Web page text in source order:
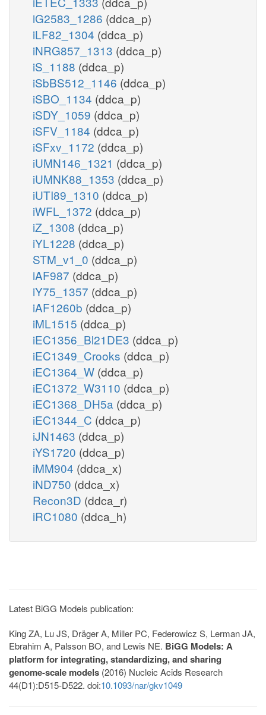
iG2583_1286 (ddca_p)
iLF82_1304 (ddca_p)
iNRG857_1313 (ddca_p)
iS_1188 (ddca_p)
iSbBS512_1146 (ddca_p)
iSBO_1134 (ddca_p)
iSDY_1059 (ddca_p)
iSFV_1184 (ddca_p)
iSFxv_1172 (ddca_p)
iUMN146_1321 (ddca_p)
iUMNK88_1353 (ddca_p)
iUTI89_1310 (ddca_p)
iWFL_1372 (ddca_p)
iZ_1308 (ddca_p)
iYL1228 (ddca_p)
STM_v1_0 (ddca_p)
iAF987 (ddca_p)
iY75_1357 (ddca_p)
iAF1260b (ddca_p)
iML1515 (ddca_p)
iEC1356_Bl21DE3 (ddca_p)
iEC1349_Crooks (ddca_p)
iEC1364_W (ddca_p)
iEC1372_W3110 (ddca_p)
iEC1368_DH5a (ddca_p)
iEC1344_C (ddca_p)
iJN1463 (ddca_p)
iYS1720 (ddca_p)
iMM904 (ddca_x)
iND750 (ddca_x)
Recon3D (ddca_r)
iRC1080 (ddca_h)
Latest BiGG Models publication:
King ZA, Lu JS, Dräger A, Miller PC, Federowicz S, Lerman JA,
Ebrahim A, Palsson BO, and Lewis NE. BiGG Models: A
platform for integrating, standardizing, and sharing
genome-scale models (2016) Nucleic Acids Research
44(D1):D515-D522. doi:10.1093/nar/gkv1049